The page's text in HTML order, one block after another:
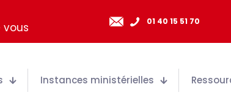
vous
01 40 15 51 70
Instances ministérielles